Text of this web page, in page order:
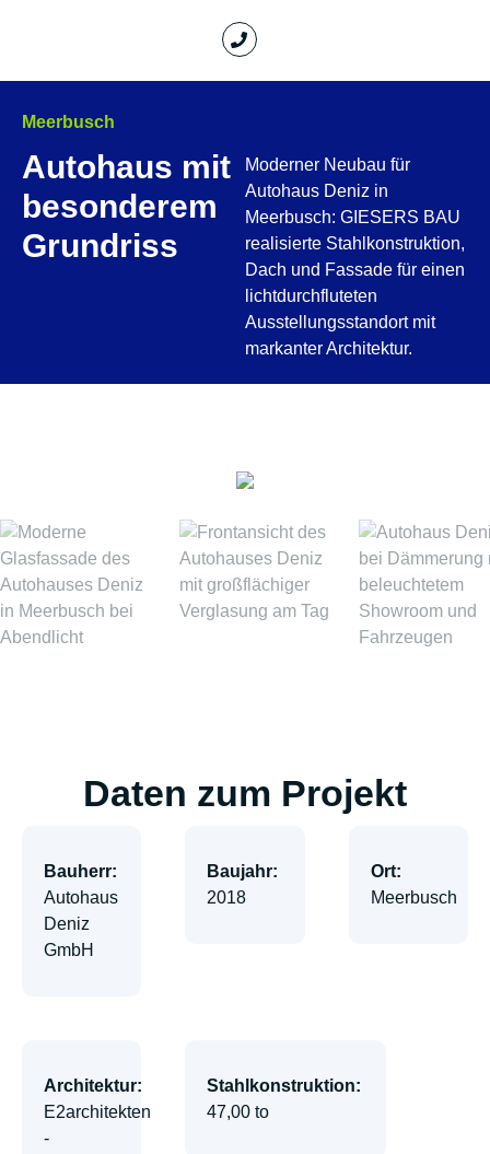
Meerbusch
Autohaus mit
besonderem
Grundriss
Moderner Neubau für
Autohaus Deniz in
Meerbusch: GIESERS BAU
realisierte Stahlkonstruktion,
Dach und Fassade für einen
lichtdurchfluteten
Ausstellungsstandort mit
markanter Architektur.
Daten zum Projekt
Bauherr:
Autohaus
Deniz
GmbH
Baujahr:
2018
Ort:
Meerbusch
Architektur:
E2architekten
-
Stahlkonstruktion:
47,00 to